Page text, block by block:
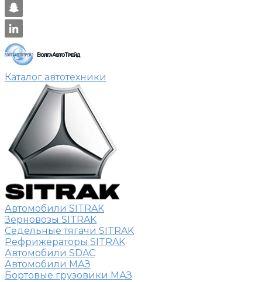
Каталог автотехники
Автомобили SITRAK
Зерновозы SITRAK
Седельные тягачи SITRAK
Рефрижераторы SITRAK
Автомобили SDAC
Автомобили МАЗ
Бортовые грузовики МАЗ